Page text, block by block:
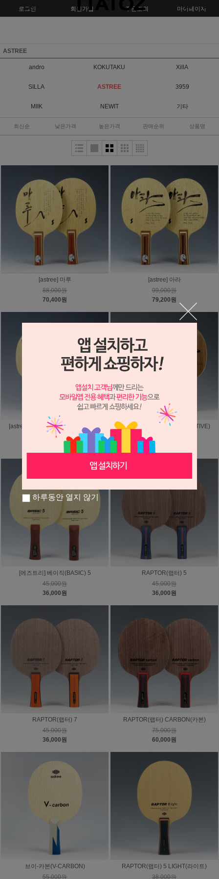
로그인 회원가입 주문조회 마이페이지
ASTREE
andro KOKUTAKU XillA
SILLA ASTREE 3959
MIIK NEWIT 기타
최신순 낮은가격 높은가격 판매순위 상품명
[astree] 마루
88,000원
70,400원
[astree] 아라
99,000원
79,200원
[astree] 마루 센서티브(SENSITIVE)
140,000원
112,000원
[astree] 아라 센서티브(SENSITIVE)
140,000원
112,000원
[에즈트리] 베이직(BASIC) 5
45,000원
36,000원
RAPTOR(랩터) 5
45,000원
36,000원
RAPTOR(랩터) 7
45,000원
36,000원
RAPTOR(랩터) CARBON(카본)
75,000원
60,000원
브이-카본(V-CARBON)
55,000원
RAPTOR(랩터) 5 LIGHT(라이트)
38,000원
하루동안 열지 않기